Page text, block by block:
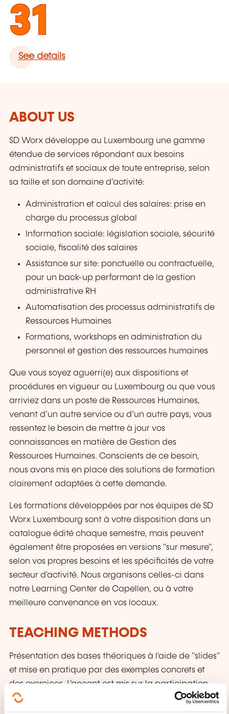
31
See details
ABOUT US
SD Worx développe au Luxembourg une gamme
étendue de services répondant aux besoins
administratifs et sociaux de toute entreprise, selon
sa taille et son domaine d’activité:
Administration et calcul des salaires: prise en
charge du processus global
Information sociale: législation sociale, sécurité
sociale, fiscalité des salaires
Assistance sur site: ponctuelle ou contractuelle,
pour un back-up performant de la gestion
administrative RH
Automatisation des processus administratifs de
Ressources Humaines
Formations, workshops en administration du
personnel et gestion des ressources humaines
Que vous soyez aguerri(e) aux dispositions et
procédures en vigueur au Luxembourg ou que vous
arriviez dans un poste de Ressources Humaines,
venant d’un autre service ou d’un autre pays, vous
ressentez le besoin de mettre à jour vos
connaissances en matière de Gestion des
Ressources Humaines. Conscients de ce besoin,
nous avons mis en place des solutions de formation
clairement adaptées à cette demande.
Les formations développées par nos équipes de SD
Worx Luxembourg sont à votre disposition dans un
catalogue édité chaque semestre, mais peuvent
également être proposées en versions "sur mesure",
selon vos propres besoins et les spécificités de votre
secteur d'activité. Nous organisons celles-ci dans
notre Learning Center de Capellen, ou à votre
meilleure convenance en vos locaux.
TEACHING METHODS
Présentation des bases théoriques à l'aide de "slides"
et mise en pratique par des exemples concrets et
des exercices. L'accent est mis sur la participation
active des participants aux formations.